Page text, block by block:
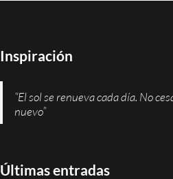
Inspiración
“El sol se renueva cada día. No
nuevo”
Últimas entradas